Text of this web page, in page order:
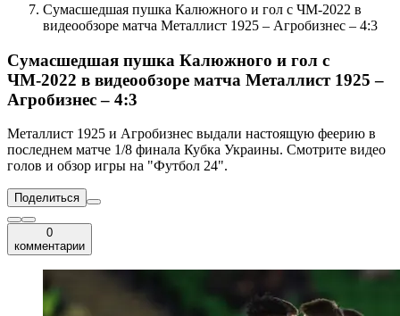
Сумасшедшая пушка Калюжного и гол с ЧМ-2022 в
видеообзоре матча Металлист 1925 – Агробизнес – 4:3
Сумасшедшая пушка Калюжного и гол с
ЧМ-2022 в видеообзоре матча Металлист 1925 –
Агробизнес – 4:3
Металлист 1925 и Агробизнес выдали настоящую феерию в
последнем матче 1/8 финала Кубка Украины. Смотрите видео
голов и обзор игры на "Футбол 24".
Поделиться
0
комментарии